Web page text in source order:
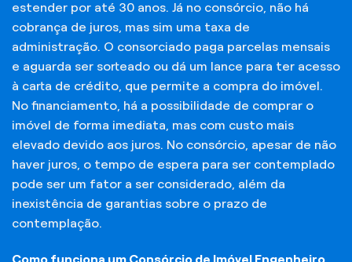
estender por até 30 anos. Já no consórcio, não há
cobrança de juros, mas sim uma taxa de
administração. O consorciado paga parcelas mensais
e aguarda ser sorteado ou dá um lance para ter acesso
à carta de crédito, que permite a compra do imóvel.
No financiamento, há a possibilidade de comprar o
imóvel de forma imediata, mas com custo mais
elevado devido aos juros. No consórcio, apesar de não
haver juros, o tempo de espera para ser contemplado
pode ser um fator a ser considerado, além da
inexistência de garantias sobre o prazo de
contemplação.